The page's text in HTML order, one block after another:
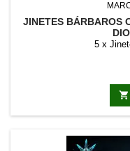
JINETES BÁRBAROS
5 x
